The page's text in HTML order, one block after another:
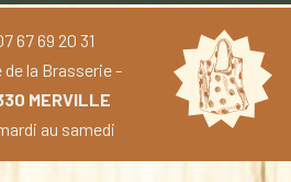
67 69 20 31
de la Brasserie -
MERVILLE
au samedi